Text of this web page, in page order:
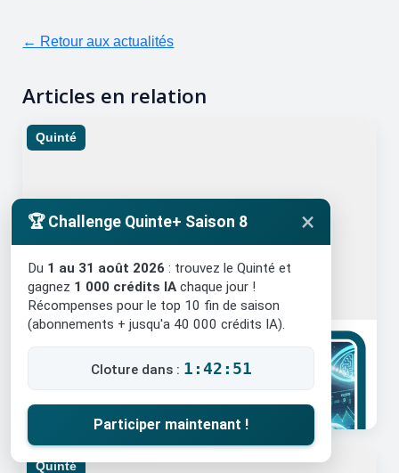
← Retour aux actualités
Articles en relation
Quinté
Pronostic IA : Comment rédiger
Quinté
🏆 Challenge Quinte+ Saison 8 ×
Du 1 au 31 août 2026 : trouvez le Quinté et
gagnez 1 000 crédits IA chaque jour !
Récompenses pour le top 10 fin de saison
(abonnements + jusqu'a 40 000 crédits IA).
Cloture dans : 1:42:50
Participer maintenant !